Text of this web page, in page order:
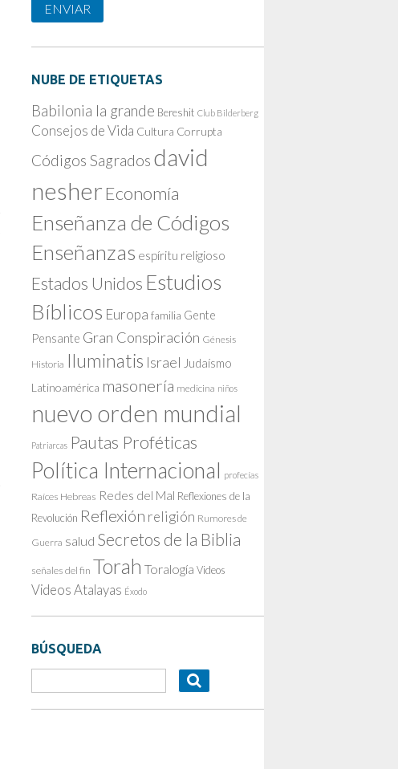
ENVIAR
NUBE DE ETIQUETAS
Babilonia la grande Bereshit Club Bilderberg
Consejos de Vida Cultura Corrupta
Códigos Sagrados david
nesher Economía
Enseñanza de Códigos
Enseñanzas espíritu religioso
Estados Unidos Estudios
Bíblicos Europa familia Gente
Pensante Gran Conspiración Génesis
Historia Iluminatis Israel Judaísmo
Latinoamérica masonería medicina niños
nuevo orden mundial
Patriarcas Pautas Proféticas
Política Internacional profecías
Raíces Hebreas Redes del Mal Reflexiones de la
Revolución Reflexión religión Rumores de
Guerra salud Secretos de la Biblia
señales del fin Torah Toralogía Videos
Videos Atalayas Éxodo
BÚSQUEDA